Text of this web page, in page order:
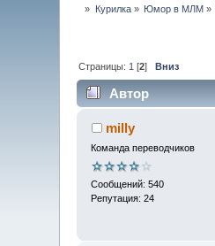
» Курилка» Юмор в МЛМ »
Страницы: 1 [2]Вниз
Автор
milly
Команда переводчиков
Сообщений: 540
Репутация: 24